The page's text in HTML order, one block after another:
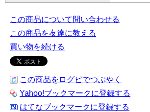
この商品について問い合わせる
この商品を友達に教える
買い物を続ける
この商品をログピでつぶやく
Yahoo!ブックマークに登録する
はてなブックマークに登録する